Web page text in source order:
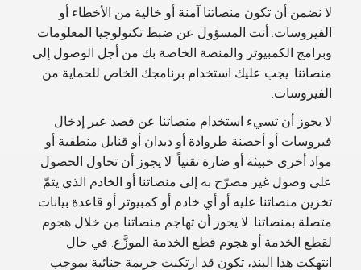
لا نضمن أن تكون منصاتنا آمنة أو خالية من الأخطاء أو
الفيروسات. أنت المسؤول عن ضبط تكنولوجيا المعلومات
وبرامج الكمبيوتر والمنصة الخاصة بك من أجل الوصول إلى
منصاتنا. يجب عليك استخدام برنامجك الخاص للحماية من
الفيروسات.
لا يجوز أن تسيء استخدام منصاتنا عن قصد عبر إدخال
فيروسات أو أحصنة طروادة أو ديدان أو قنابل منطقية أو
مواد أخرى خبيثة أو ضارة تقنياً. لا يجوز أن تحاول الحصول
على وصول غير مصرّح به إلى منصاتنا أو الخادم الذي يتمّ
تخزين منصاتنا عليه أو أي خادم أو كمبيوتر أو قاعدة بيانات
متصلة بمنصاتنا. لا يجوز أن تهاجم منصاتنا من خلال هجوم
لقطع الخدمة أو هجوم قطع الخدمة الموزَّع. في حال
انتهكت هذا البند، تكون قد ارتكبت جريمة جنائية بموجب